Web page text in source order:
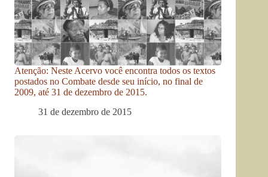
Atenção: Neste Acervo você encontra todos os textos
postados no Combate desde seu início, no final de
2009, até 31 de dezembro de 2015.
31 de dezembro de 2015